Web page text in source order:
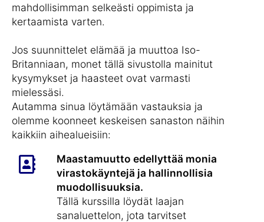
mahdollisimman selkeästi oppimista ja
kertaamista varten.
Jos suunnittelet elämää ja muuttoa Iso-
Britanniaan, monet tällä sivustolla mainitut
kysymykset ja haasteet ovat varmasti
mielessäsi.
Autamma sinua löytämään vastauksia ja
olemme koonneet keskeisen sanaston näihin
kaikkiin aihealueisiin:
Maastamuutto edellyttää monia
virastokäyntejä ja hallinnollisia
muodollisuuksia.
Tällä kurssilla löydät laajan
sanaluettelon, jota tarvitset